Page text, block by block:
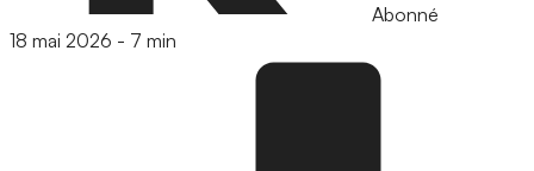
Abonné
18 mai 2026 - 7 min